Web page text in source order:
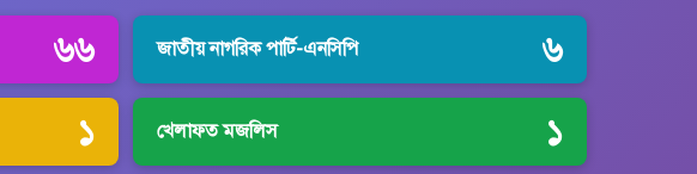
৬৬ জাতীয় নাগরিক পার্টি-এনসিপি ৬
১ খেলাফত মজলিস ১